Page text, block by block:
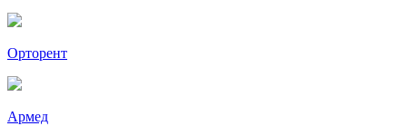
Орторент
Армед